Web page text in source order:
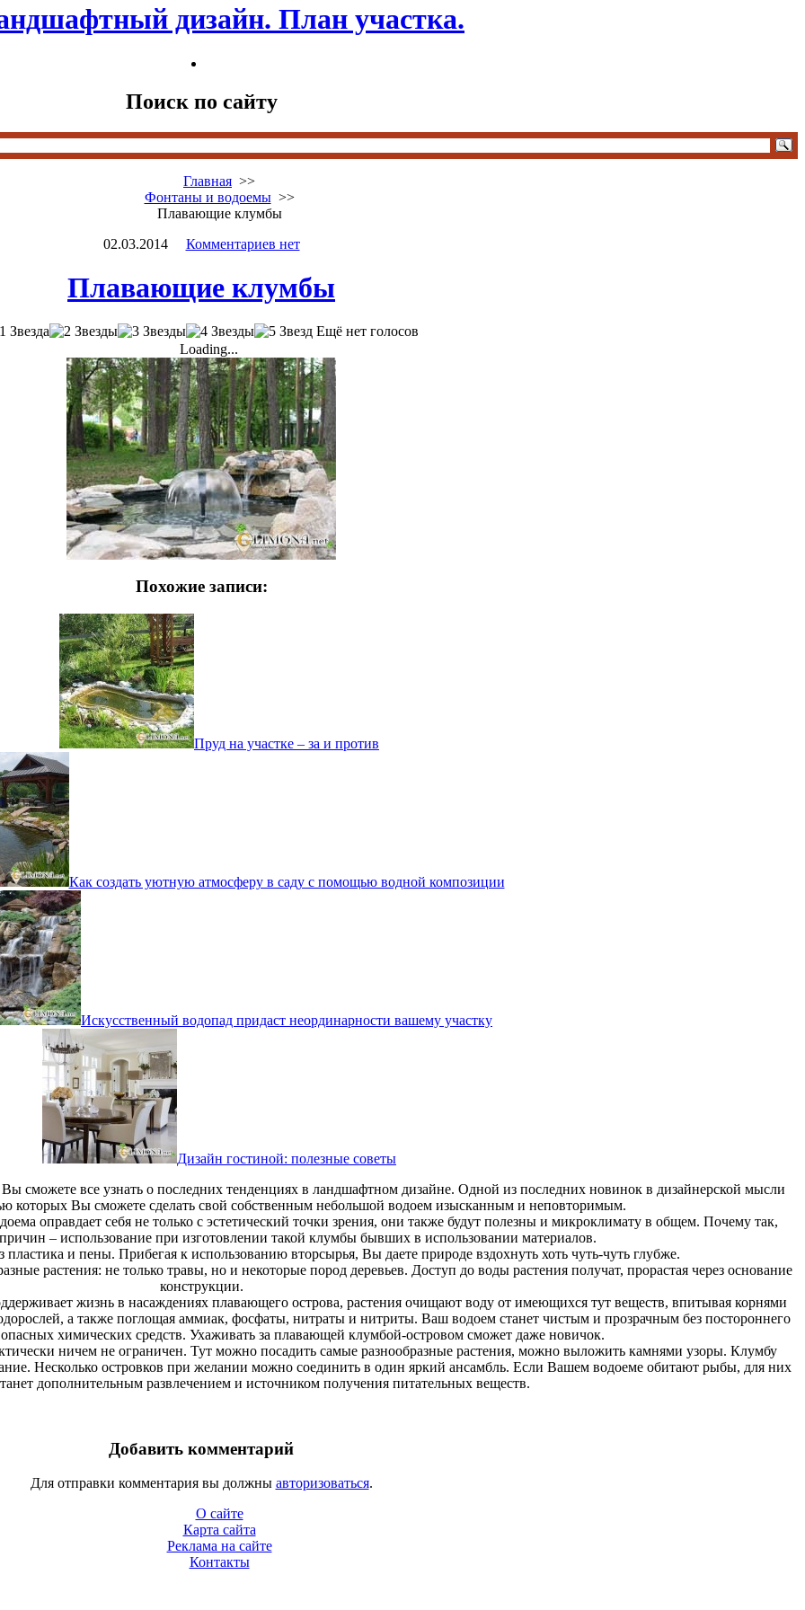
дизайн. План участка.
Поиск по сайту
Главная >>
Фонтаны и водоемы>>
Плавающие клумбы
02.03.2014
Комментариев нет
Плавающие клумбы
Ещё нет голосов
Loading...
Похожие записи:
Пруд на участке – за и против
Как создать уютную атмосферу в саду с помощью водной композиции
Искусственный водопад придаст неординарности вашему участку
Дизайн гостиной: полезные советы
Вы сможете все узнать о последних тенденциях в ландшафтном дизайне. Одной из последних новинок в дизайнерской мысли
которых Вы сможете сделать свой собственным небольшой водоем изысканным и неповторимым.
оправдает себя не только с эстетический точки зрения, они также будут полезны и микроклимату в общем. Почему так,
– использование при изготовлении такой клумбы бывших в использовании материалов.
и пены. Прибегая к использованию вторсырья, Вы даете природе вздохнуть хоть чуть-чуть глубже.
растения: не только травы, но и некоторые пород деревьев. Доступ до воды растения получат, прорастая через основание
конструкции.
жизнь в насаждениях плавающего острова, растения очищают воду от имеющихся тут веществ, впитывая корнями
а также поглощая аммиак, фосфаты, нитраты и нитриты. Ваш водоем станет чистым и прозрачным без постороннего
химических средств. Ухаживать за плавающей клумбой-островом сможет даже новичок.
ничем не ограничен. Тут можно посадить самые разнообразные растения, можно выложить камнями узоры. Клумбу
Несколько островков при желании можно соединить в один яркий ансамбль. Если Вашем водоеме обитают рыбы, для них
дополнительным развлечением и источником получения питательных веществ.
Добавить комментарий
Для отправки комментария вы должны авторизоваться.
О сайте
Карта сайта
Реклама на сайте
Контакты